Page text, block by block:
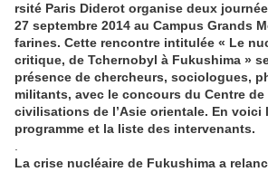
rsité Paris Diderot organise deux
27 septembre 2014 au Campus Grands
farines. Cette rencontre intitulée « Le
critique, de Tchernobyl à Fukushima »
présence de chercheurs, sociologues,
militants, avec le concours du Centre de
civilisations de l’Asie orientale. En voici
programme et la liste des intervenants.
La crise nucléaire de Fukushima a